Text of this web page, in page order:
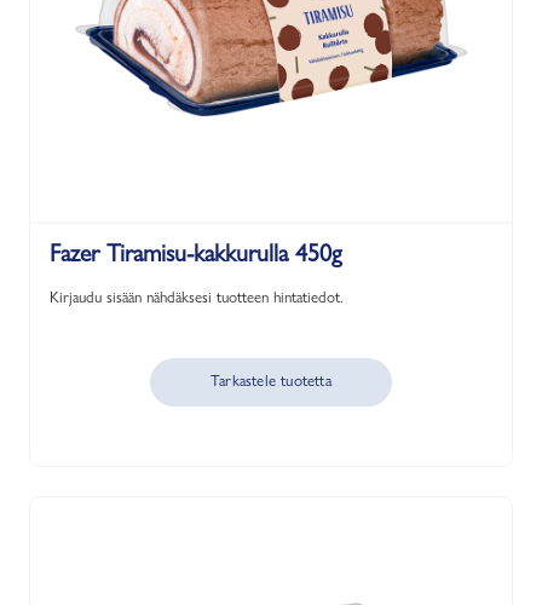
Fazer Tiramisu-kakkurulla 450g
Kirjaudu sisään nähdäksesi tuotteen hintatiedot.
Tarkastele tuotetta